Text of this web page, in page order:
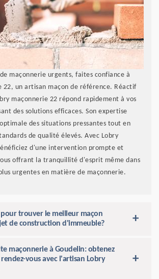
maçonnerie urgents, faites confiance à
22, un artisan maçon de référence. Réactif
maçonnerie 22 répond rapidement à vos
des solutions efficaces. Son expertise
des situations pressantes tout en
de qualité élevés. Avec Lobry
d'une intervention prompte et
offrant la tranquillité d'esprit même dans
urgentes en matière de maçonnerie.
trouver le meilleur maçon
de construction d'immeuble?
maçonnerie à Goudelin: obtenez
vous avec l'artisan Lobry